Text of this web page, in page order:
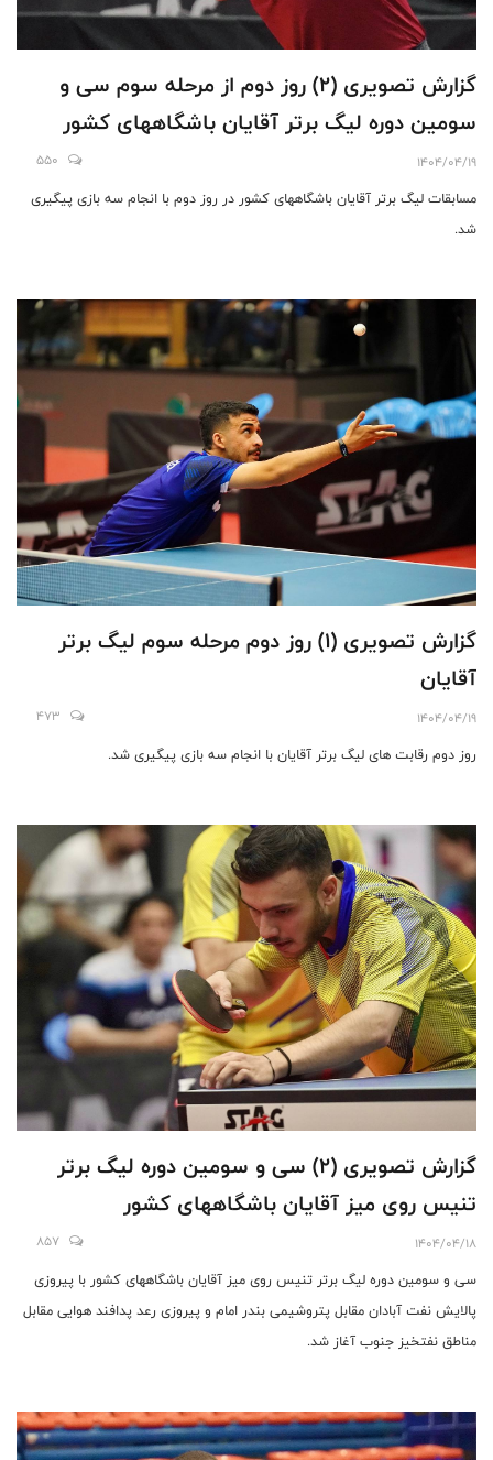
گزارش تصویری (۲) روز دوم از مرحله سوم سی و
سومین دوره لیگ برتر آقایان باشگاههای کشور
1404/04/19
550
مسابقات لیگ برتر آقایان باشگاههای کشور در روز دوم با انجام سه بازی پیگیری
شد.
گزارش تصویری (۱) روز دوم مرحله سوم لیگ برتر
آقایان
1404/04/19
473
روز دوم رقابت های لیگ برتر آقایان با انجام سه بازی پیگیری شد.
گزارش تصویری (۲) سی و سومین دوره لیگ برتر
تنیس روی میز آقایان باشگاههای کشور
1404/04/18
857
سی و سومین دوره لیگ برتر تنیس روی میز آقایان باشگاههای کشور با پیروزی
پالایش نفت آبادان مقابل پتروشیمی بندر امام و پیروزی رعد پدافند هوایی مقابل
مناطق نفتخیز جنوب آغاز شد.